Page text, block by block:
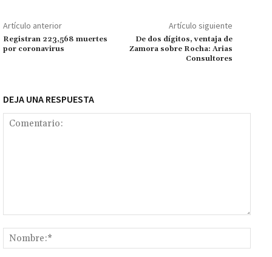
k p
r
n
k
ar
tir
Artículo anterior
Registran 223,568 muertes
por coronavirus
Artículo siguiente
De dos dígitos, ventaja de
Zamora sobre Rocha: Arias
Consultores
DEJA UNA RESPUESTA